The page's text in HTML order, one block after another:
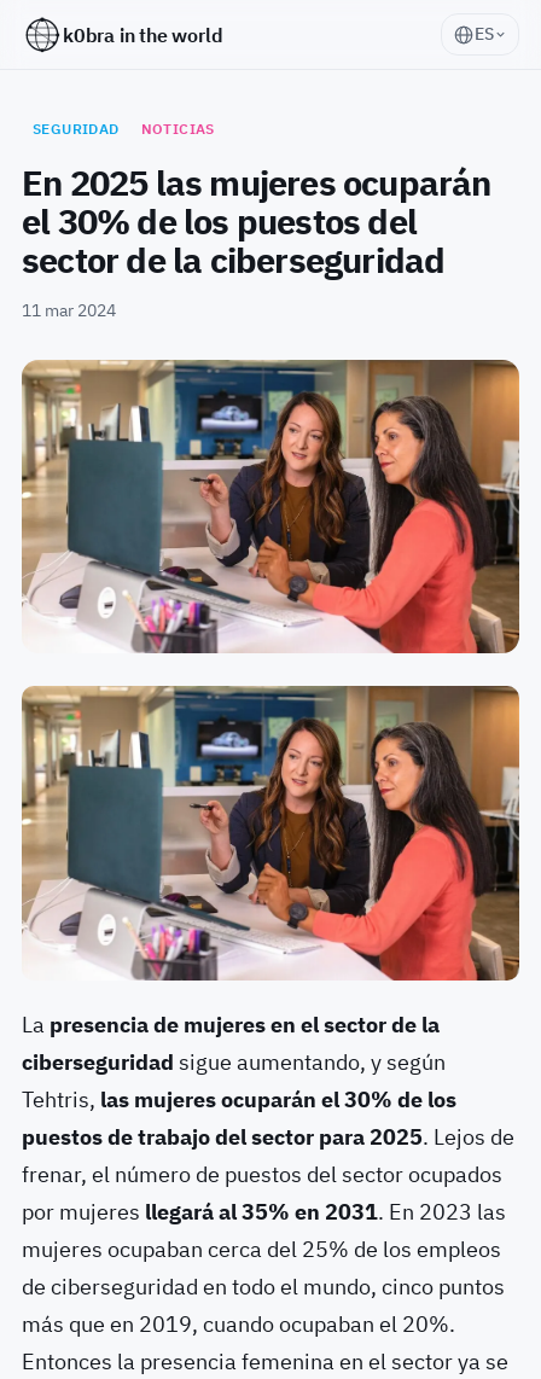
k0bra in the world ES
SEGURIDAD NOTICIAS
En 2025 las mujeres ocuparán
el 30% de los puestos del
sector de la ciberseguridad
11 mar 2024
La presencia de mujeres en el sector de la
ciberseguridad sigue aumentando, y según
Tehtris, las mujeres ocuparán el 30% de los
puestos de trabajo del sector para 2025. Lejos de
frenar, el número de puestos del sector ocupados
por mujeres llegará al 35% en 2031. En 2023 las
mujeres ocupaban cerca del 25% de los empleos
de ciberseguridad en todo el mundo, cinco puntos
más que en 2019, cuando ocupaban el 20%.
Entonces la presencia femenina en el sector ya se